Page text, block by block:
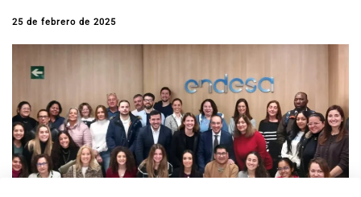
25 de febrero de 2025